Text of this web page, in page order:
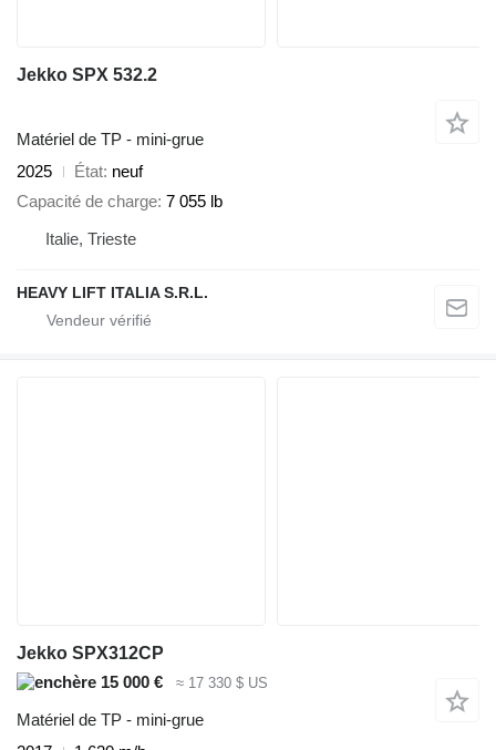
Jekko SPX 532.2
Matériel de TP - mini-grue
2025
État neuf
Capacité de charge 7 055 lb
Italie, Trieste
HEAVY LIFT ITALIA S.R.L.
Jekko SPX312CP
15 000 €
≈ 17 330 $ US
Matériel de TP - mini-grue